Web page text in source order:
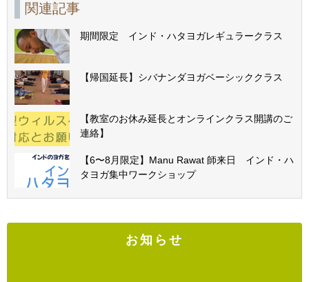
関連記事
期間限定 インド・ハタヨガレギュラークラス
【帰国延長】シバナンダヨガベーシッククラス
【教室のお休み延長とオンラインクラス開講のご
連絡】
【6〜8月限定】Manu Rawat 師来日 インド・ハ
タヨガ集中ワークショップ
お知らせ